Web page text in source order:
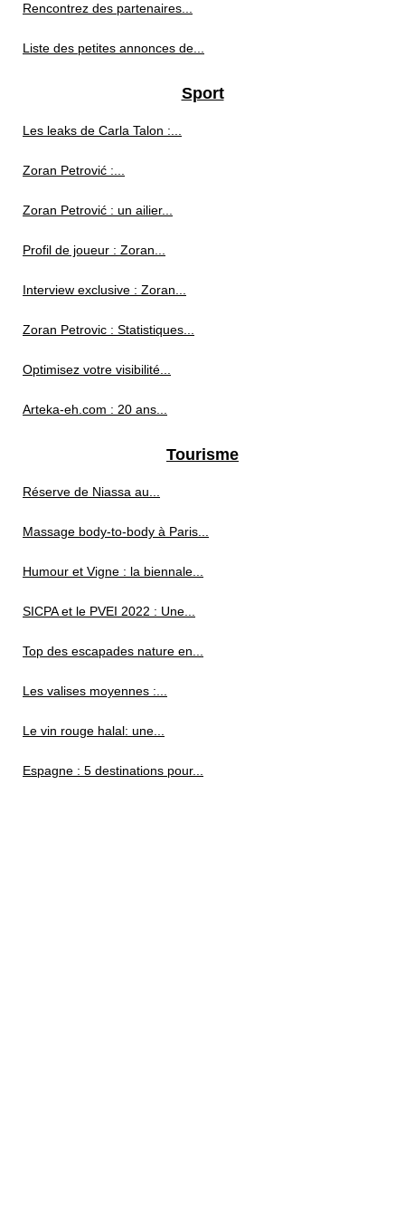
Rencontrez des partenaires...
Liste des petites annonces de...
Sport
Les leaks de Carla Talon :...
Zoran Petrović :...
Zoran Petrović : un ailier...
Profil de joueur : Zoran...
Interview exclusive : Zoran...
Zoran Petrovic : Statistiques...
Optimisez votre visibilité...
Arteka-eh.com : 20 ans...
Tourisme
Réserve de Niassa au...
Massage body-to-body à Paris...
Humour et Vigne : la biennale...
SICPA et le PVEI 2022 : Une...
Top des escapades nature en...
Les valises moyennes :...
Le vin rouge halal: une...
Espagne : 5 destinations pour...